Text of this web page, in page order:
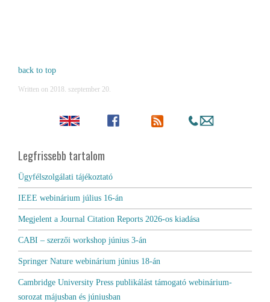
back to top
Written on 2018. szeptember 20.
Legfrissebb tartalom
Ügyfélszolgálati tájékoztató
IEEE webinárium július 16-án
Megjelent a Journal Citation Reports 2026-os kiadása
CABI – szerzői workshop június 3-án
Springer Nature webinárium június 18-án
Cambridge University Press publikálást támogató webinárium-
sorozat májusban és júniusban